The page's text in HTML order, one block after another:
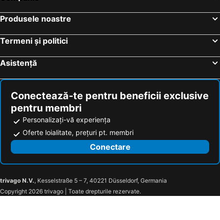
Sibiu, Jud. Sibiu Hoteluri
Costinești, Jud. Constanţa Hoteluri
Produsele noastre
Termeni și politici
Asistență
Conectează-te pentru beneficii exclusive
pentru membri
Personalizați-vă experiența
Oferte loialitate, prețuri pt. membri
Conectare
trivago N.V., Kesselstraße 5 – 7, 40221 Düsseldorf, Germania
Copyright 2026 trivago | Toate drepturile rezervate.